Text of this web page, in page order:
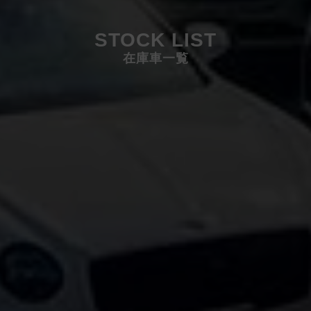
STOCK LIST
在庫車一覧